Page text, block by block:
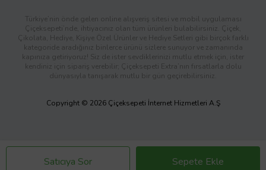
Satıcıya Sor Sepete Ekle
Türkiye’nin önde gelen online alışveriş sitesi ve mobil uygulaması
Çiçeksepeti’nde, ihtiyacınız olan tüm ürünleri bulabilirsiniz. Çiçek,
Çikolata, Hediye, Kişiye Özel Ürünler ve Hediye Setleri gibi birçok farklı
kategoride aradığınız binlerce ürünü sizlere sunuyor ve zamanında
kapınıza getiriyoruz! Siz de ister sevdiklerinizi mutlu etmek için, ister
kendiniz için sipariş verebilir; Çiçeksepeti Extra’nın fırsatlarla dolu
dünyasıyla tanışarak mutlu bir gün geçirebilirsiniz.
Copyright © 2026 Çiçeksepeti İnternet Hizmetleri A.Ş